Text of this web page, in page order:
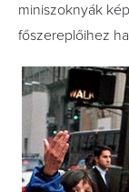
miniszoknyák
főszereplőihez